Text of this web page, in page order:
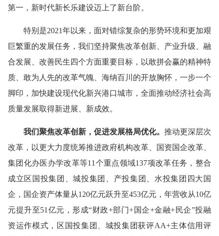
第一，新时代新长乐建设迈上了新台阶。
特别是2021年以来，面对错综复杂的形势环境和更加艰
巨繁重的发展任务，我们坚持聚焦改革创新、产业升级、融
合发展、改善民生四个方面重要目标，以敢拼会赢的精神特
质、敢为人先的改革气魄、海纳百川的开放胸怀，一步一个
脚印，加快建设现代化新兴港口城市，全面推动经济社会高
质量发展取得新进展、新成效。
我们聚焦改革创新，促进发展格局优化。 推动更深层次
改革，以更大力度统筹推进政府机构改革、国资国企改革、
集团化办医办学改革等11个重点领域137项改革任务，整合
成立区国投集团、城投集团、产投集团、水投集团四大国
企，国企资产体量从120亿元跃升至453亿元，年营收从10亿
元提升至51亿元，形成“财政+部门+国企+金融+民企”投融
资运作模式，区国投集团、城投集团获评AA+主体信用评